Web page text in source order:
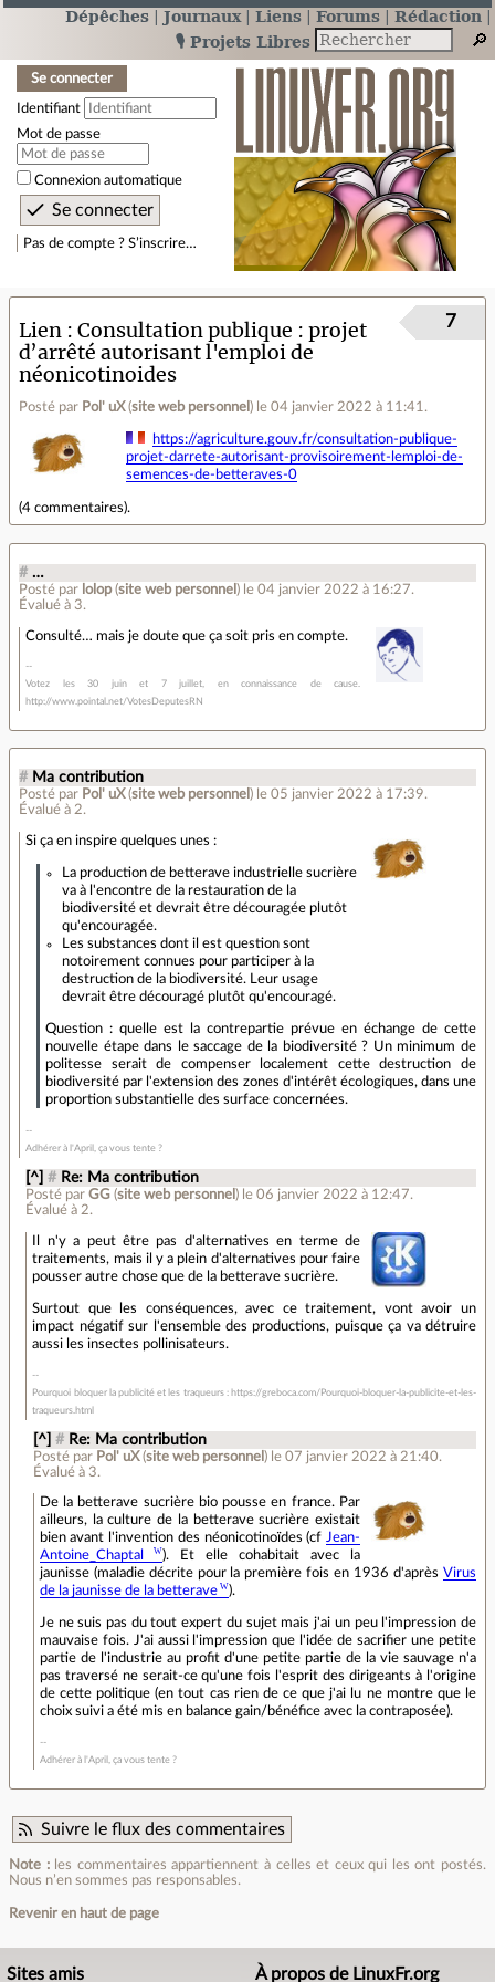
Dépêches Journaux Liens Forums
Rédaction
🎙️ Projets Libres
Se connecter
Identifiant
Mot de passe
Connexion automatique
Pas de compte ? S’inscrire…
Lien
Consultation publique : projet
d’arrêté autorisant l'emploi de
néonicotinoides
Posté par Pol' uX (site web personnel ) le 04 janvier 2022 à 11:41 .
7
https://agriculture.gouv.fr/consultation-publique-
projet-darrete-autorisant-provisoirement-lemploi-de-
semences-de-betteraves-0
(4 commentaires).
# …
Posté par lolop(site web personnel ) le 04 janvier 2022 à 16:27.
Évalué à 3.
Consulté… mais je doute que ça soit pris en compte.
Votez les 30 juin et 7 juillet, en connaissance de cause.
http://www.pointal.net/VotesDeputesRN
# Ma contribution
Posté par Pol' uX (site web personnel ) le 05 janvier 2022 à 17:39.
Évalué à 2.
Si ça en inspire quelques unes :
La production de betterave industrielle sucrière
va à l'encontre de la restauration de la
biodiversité et devrait être découragée plutôt
qu'encouragée.
Les substances dont il est question sont
notoirement connues pour participer à la
destruction de la biodiversité. Leur usage
devrait être découragé plutôt qu'encouragé.
Question : quelle est la contrepartie prévue en échange de cette
nouvelle étape dans le saccage de la biodiversité ? Un minimum de
politesse serait de compenser localement cette destruction de
biodiversité par l'extension des zones d'intérêt écologiques, dans une
proportion substantielle des surface concernées.
Adhérer à l'April, ça vous tente ?
[^] # Re: Ma contribution
Posté parGG (site web personnel ) le 06 janvier 2022 à 12:47.
Évalué à 2.
Il n'y a peut être pas d'alternatives en terme de
traitements, mais il y a plein d'alternatives pour faire
pousser autre chose que de la betterave sucrière.
Surtout que les conséquences, avec ce traitement, vont avoir un
impact négatif sur l'ensemble des productions, puisque ça va détruire
aussi les insectes pollinisateurs.
Pourquoi bloquer la publicité et les traqueurs : https://greboca.com/Pourquoi-bloquer-la-publicite-et-les-
traqueurs.html
[^] # Re: Ma contribution
Posté par Pol' uX(site web personnel ) le 07 janvier 2022 à 21:40.
Évalué à 3.
De la betterave sucrière bio pousse en france. Par
ailleurs, la culture de la betterave sucrière existait
bien avant l'invention des néonicotinoïdes (cf Jean-
Antoine_Chaptal
). Et elle cohabitait avec la
jaunisse (maladie décrite pour la première fois en 1936 d'après Virus
de la jaunisse de la betterave
).
Je ne suis pas du tout expert du sujet mais j'ai un peu l'impression de
mauvaise fois. J'ai aussi l'impression que l'idée de sacrifier une petite
partie de l'industrie au profit d'une petite partie de la vie sauvage n'a
pas traversé ne serait-ce qu'une fois l'esprit des dirigeants à l'origine
de cette politique (en tout cas rien de ce que j'ai lu ne montre que le
choix suivi a été mis en balance gain/bénéfice avec la contraposée).
Adhérer à l'April, ça vous tente ?
Suivre le flux des commentaires
Note :les commentaires appartiennent à celles et ceux qui les ont postés.
Nous n’en sommes pas responsables.
Revenir en haut de page
Sites amis À propos de LinuxFr.org